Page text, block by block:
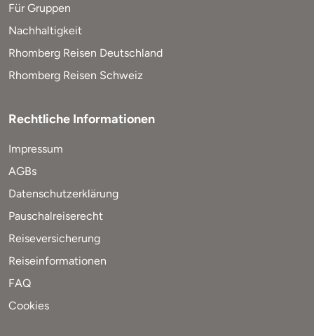
Für Gruppen
Nachhaltigkeit
Rhomberg Reisen Deutschland
Rhomberg Reisen Schweiz
Rechtliche Informationen
Impressum
AGBs
Datenschutzerklärung
Pauschalreiserecht
Reiseversicherung
Reiseinformationen
FAQ
Cookies